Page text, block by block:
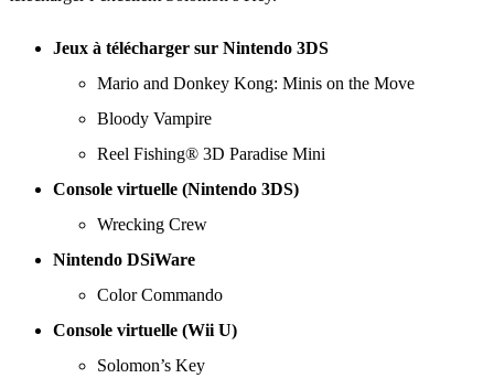
Jeux à télécharger sur Nintendo 3DS
Mario and Donkey Kong: Minis on the Move
Bloody Vampire
Reel Fishing® 3D Paradise Mini
Console virtuelle (Nintendo 3DS)
Wrecking Crew
Nintendo DSiWare
Color Commando
Console virtuelle (Wii U)
Solomon’s Key